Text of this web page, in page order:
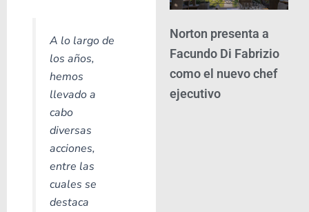
A lo largo de
los años,
hemos
llevado a
cabo
diversas
acciones,
entre las
cuales se
destaca
Norton presenta a
Facundo Di Fabrizio
como el nuevo chef
ejecutivo